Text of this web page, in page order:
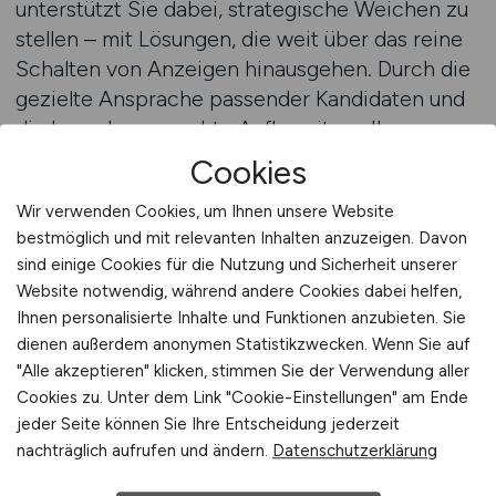
unterstützt Sie dabei, strategische Weichen zu
stellen – mit Lösungen, die weit über das reine
Schalten von Anzeigen hinausgehen. Durch die
gezielte Ansprache passender Kandidaten und
die branchengerechte Aufbereitung Ihrer
Unternehmensbotschaft wird Ihre
Arbeitgebermarke gestärkt – nicht nur
temporär, sondern langfristig.
Beratung anfordern
Branchenkompetenz als
Erfolgsfaktor – CARGO.JOBS
kennt den Markt
In kaum einer Branche sind operative
Anforderungen so dynamisch wie in der
Logistik. Das bedeutet: Recruiting muss sich
Cookies
Wir verwenden Cookies, um Ihnen unsere Website
bestmöglich und mit relevanten Inhalten anzuzeigen. Davon
sind einige Cookies für die Nutzung und Sicherheit unserer
Website notwendig, während andere Cookies dabei helfen,
Ihnen personalisierte Inhalte und Funktionen anzubieten. Sie
dienen außerdem anonymen Statistikzwecken. Wenn Sie auf
"Alle akzeptieren" klicken, stimmen Sie der Verwendung aller
Cookies zu. Unter dem Link "Cookie-Einstellungen" am Ende
jeder Seite können Sie Ihre Entscheidung jederzeit
nachträglich aufrufen und ändern. Datenschutzerklärung